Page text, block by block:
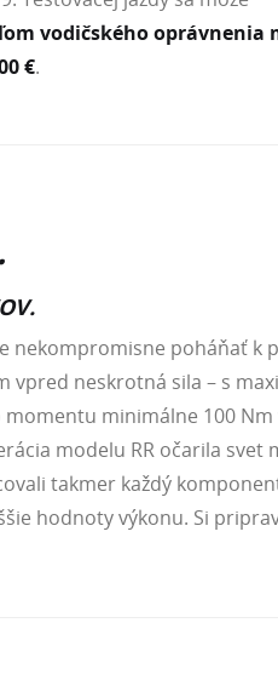
vodičského oprávnenia
€.
nekompromisne poháňať
vpred neskrotná sila – s
minimálne 100
modelu RR očarila
takmer každý
hodnoty výkonu. Si